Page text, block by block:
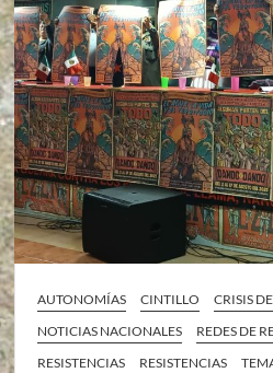
AUTONOMÍAS CINTILLO
CRISIS
NOTICIAS NACIONALES
REDES DE
RESISTENCIAS
RESISTENCIAS